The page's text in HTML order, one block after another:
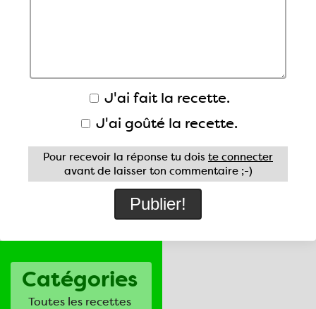
Catégories
Toutes les recettes
J'ai fait la recette.
J'ai goûté la recette.
Pour recevoir la réponse tu dois te connecter
avant de laisser ton commentaire ;-)